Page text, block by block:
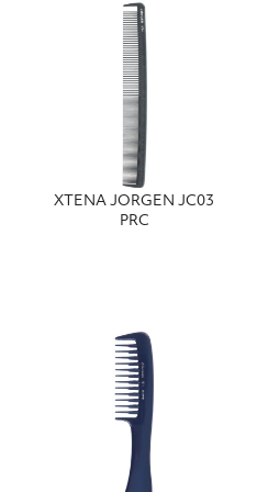
XTENA JORGEN JC03
PRC